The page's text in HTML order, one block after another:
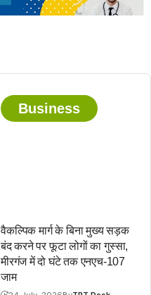
Business
वैकल्पिक मार्ग के बिना मुख्य सड़क
बंद करने पर फूटा लोगों का गुस्सा,
मीरगंज में दो घंटे तक एनएच-107
जाम